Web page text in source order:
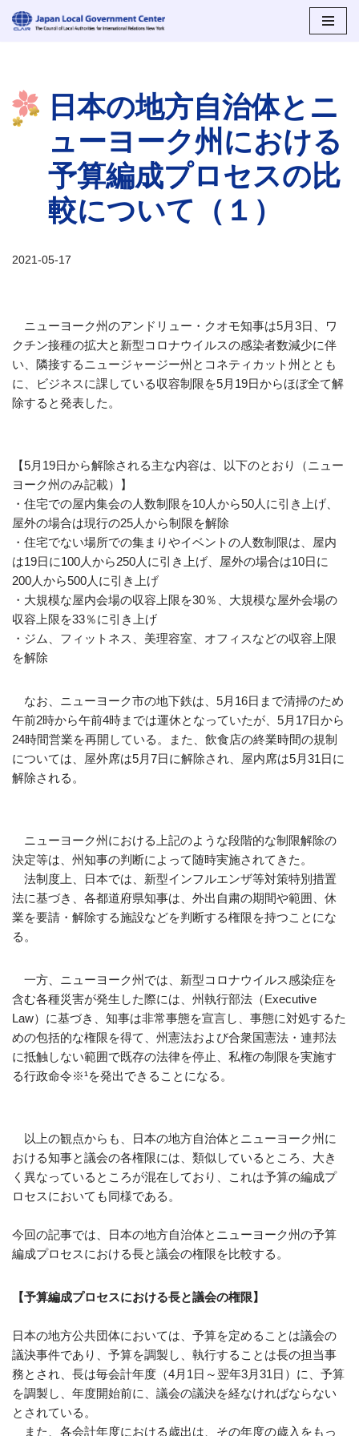
ン
ツ
日本の地方自治体とニ
ューヨーク州における
予算編成プロセスの比
較について（１）
2021-05-17
ニューヨーク州のアンドリュー・クオモ知事は5月3日、ワ
クチン接種の拡大と新型コロナウイルスの感染者数減少に伴
い、隣接するニュージャージー州とコネティカット州ととも
に、ビジネスに課している収容制限を5月19日からほぼ全て解
除すると発表した。
【5月19日から解除される主な内容は、以下のとおり（ニュー
ヨーク州のみ記載）】
・住宅での屋内集会の人数制限を10人から50人に引き上げ、
屋外の場合は現行の25人から制限を解除
・住宅でない場所での集まりやイベントの人数制限は、屋内
は19日に100人から250人に引き上げ、屋外の場合は10日に
200人から500人に引き上げ
・大規模な屋内会場の収容上限を30％、大規模な屋外会場の
収容上限を33％に引き上げ
・ジム、フィットネス、美理容室、オフィスなどの収容上限
を解除
なお、ニューヨーク市の地下鉄は、5月16日まで清掃のため
午前2時から午前4時までは運休となっていたが、5月17日から
24時間営業を再開している。また、飲食店の終業時間の規制
については、屋外席は5月7日に解除され、屋内席は5月31日に
解除される。
ニューヨーク州における上記のような段階的な制限解除の
決定等は、州知事の判断によって随時実施されてきた。
法制度上、日本では、新型インフルエンザ等対策特別措置
法に基づき、各都道府県知事は、外出自粛の期間や範囲、休
業を要請・解除する施設などを判断する権限を持つことにな
る。
一方、ニューヨーク州では、新型コロナウイルス感染症を
含む各種災害が発生した際には、州執行部法（Executive
Law）に基づき、知事は非常事態を宣言し、事態に対処するた
めの包括的な権限を得て、州憲法および合衆国憲法・連邦法
に抵触しない範囲で既存の法律を停止、私権の制限を実施す
る行政命令※¹を発出できることになる。
以上の観点からも、日本の地方自治体とニューヨーク州に
おける知事と議会の各権限には、類似しているところ、大き
く異なっているところが混在しており、これは予算の編成プ
ロセスにおいても同様である。
今回の記事では、日本の地方自治体とニューヨーク州の予算
編成プロセスにおける長と議会の権限を比較する。
【予算編成プロセスにおける長と議会の権限】
日本の地方公共団体においては、予算を定めることは議会の
議決事件であり、予算を調製し、執行することは長の担当事
務とされ、長は毎会計年度（4月1日～翌年3月31日）に、予算
を調製し、年度開始前に、議会の議決を経なければならない
とされている。
また、各会計年度における歳出は、その年度の歳入をもっ